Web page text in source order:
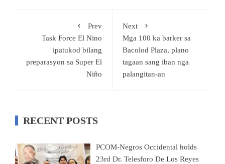
Prev
Task Force El Nino
ipatukod bilang
preparasyon sa Super El
Niño
Next
Mga 100 ka barker sa
Bacolod Plaza, plano
tagaan sang iban nga
palangitan-an
RECENT POSTS
PCOM-Negros Occidental holds
23rd Dr. Telesforo De Los Reyes